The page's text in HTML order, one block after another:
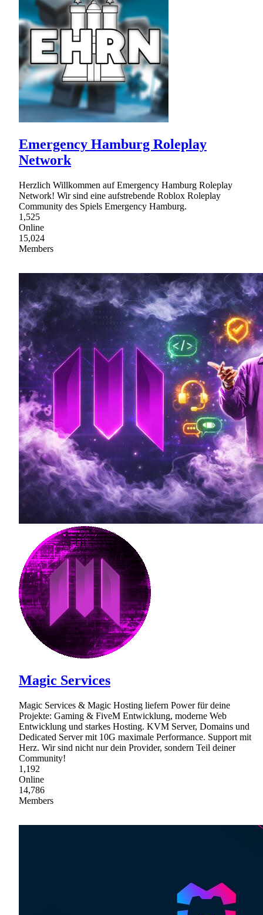
Emergency Hamburg Roleplay
Network
Herzlich Willkommen auf Emergency Hamburg Roleplay
Network! Wir sind eine aufstrebende Roblox Roleplay
Community des Spiels Emergency Hamburg.
1,525
Online
15,024
Members
Magic Services
Magic Services & Magic Hosting liefern Power für deine
Projekte: Gaming & FiveM Entwicklung, moderne Web
Entwicklung und starkes Hosting. KVM Server, Domains und
Dedicated Server mit 10G maximale Performance. Support mit
Herz. Wir sind nicht nur dein Provider, sondern Teil deiner
Community!
1,192
Online
14,786
Members